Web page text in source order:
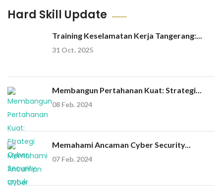
Hard Skill Update
Training Keselamatan Kerja Tangerang:...
31 Oct. 2025
Membangun Pertahanan Kuat: Strategi...
08 Feb. 2024
Memahami Ancaman Cyber Security...
07 Feb. 2024